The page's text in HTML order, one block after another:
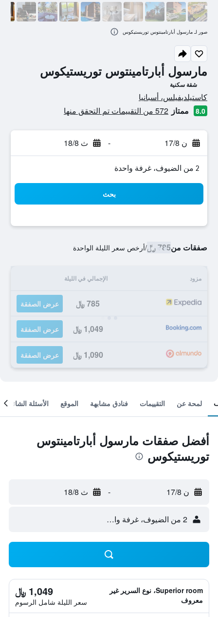
مارسول أبارتامينتوس توريستيكوس
شقة سكنية
تقييم فئة 0
كاستيلديفيلس، أسبانيا
8.0 ممتاز 572 من التقييمات تم التحقق منها
ن 17/8 - ث 18/8
2 من الضيوف، غرفة واحدة
بحث
صفقات من785 ﷼ /أرخص سعر الليلة الواحدة
مزود الإجمالي في الليلة
785 ﷼ عرض الصفقة
1,049 ﷼ عرض الصفقة
1,090 ﷼ عرض الصفقة
صور لـ مارسول أبارتامينتوس توريستيكوس
لمحة عن التقييمات فنادق مشابهة الموقع الأسئلة الشائعة
أفضل صفقات مارسول أبارتامينتوس
توريستيكوس
ن 17/8 - ث 18/8
2 من الضيوف، غرفة واحدة
Superior room، نوع السرير غير
معروف
1,049 ﷼
سعر الليلة شامل الرسوم